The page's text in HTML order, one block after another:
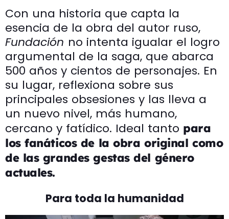
Con una historia que capta la
esencia de la obra del autor ruso,
Fundación no intenta igualar el logro
argumental de la saga, que abarca
500 años y cientos de personajes. En
su lugar, reflexiona sobre sus
principales obsesiones y las lleva a
un nuevo nivel, más humano,
cercano y fatídico. Ideal tanto para
los fanáticos de la obra original como
de las grandes gestas del género
actuales.
Para toda la humanidad